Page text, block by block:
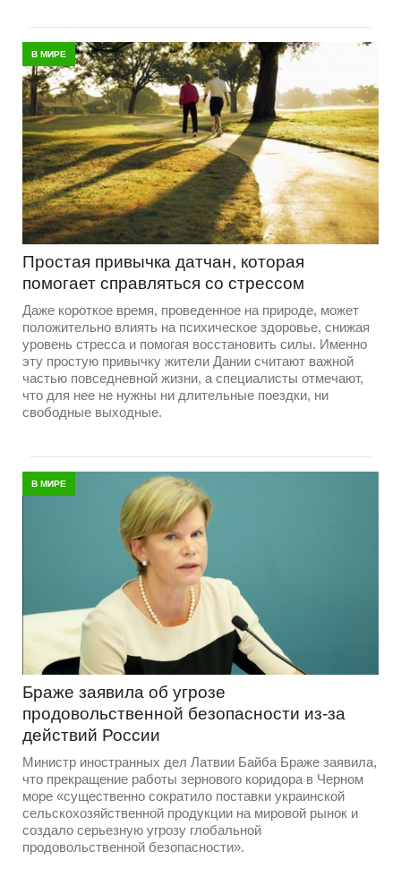
В МИРЕ
Простая привычка датчан, которая
помогает справляться со стрессом
Даже короткое время, проведенное на природе, может
положительно влиять на психическое здоровье, снижая
уровень стресса и помогая восстановить силы. Именно
эту простую привычку жители Дании считают важной
частью повседневной жизни, а специалисты отмечают,
что для нее не нужны ни длительные поездки, ни
свободные выходные.
В МИРЕ
Браже заявила об угрозе
продовольственной безопасности из-за
действий России
Министр иностранных дел Латвии Байба Браже заявила,
что прекращение работы зернового коридора в Черном
море «существенно сократило поставки украинской
сельскохозяйственной продукции на мировой рынок и
создало серьезную угрозу глобальной
продовольственной безопасности».